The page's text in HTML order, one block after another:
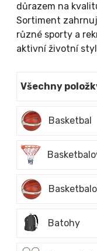
důrazem na
Sortiment
různé sporty a
aktivní životní
Všechny
Basketbal
Batohy